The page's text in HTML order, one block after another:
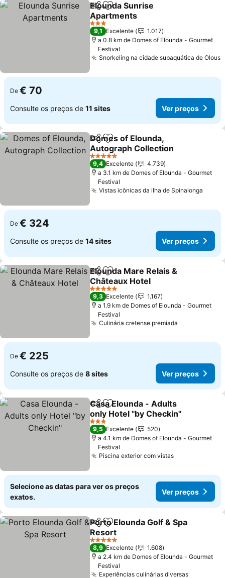
PartilharAdicionar aos favoritos
Elounda Sunrise
Apartments
Ver preços
3 Estrelas
9,1 Excelente
1.017
a 0.8 km de Domes of Elounda - Gourmet
Festival
Snorkeling na cidade subaquática de Olous
De € 70
Consulte os preços de 11 sites Ver preços
PartilharAdicionar aos favoritos
Domes of Elounda,
Autograph Collection
Ver preços
5 Estrelas
9,4 Excelente
4.739
a 3.1 km de Domes of Elounda - Gourmet
Festival
Vistas icônicas da ilha de Spinalonga
De € 324
Consulte os preços de 14 sites Ver preços
PartilharAdicionar aos favoritos
Elounda Mare Relais &
Châteaux Hotel
Ver preços
5 Estrelas
9,3 Excelente
1.167
a 1.9 km de Domes of Elounda - Gourmet
Festival
Culinária cretense premiada
De € 225
Consulte os preços de 8 sites Ver preços
PartilharAdicionar aos favoritos
Casa Elounda - Adults
only Hotel "by Checkin"
Ver preços
3 Estrelas
9,5 Excelente
520
a 4.1 km de Domes of Elounda - Gourmet
Festival
Piscina exterior com vistasVer preços
Selecione as datas para ver os preços
exatos.
Ver preços
PartilharAdicionar aos favoritos
Porto Elounda Golf & Spa
Resort
Ver preços
5 Estrelas
8,9 Excelente
1.608
a 2.4 km de Domes of Elounda - Gourmet
Festival
Experiências culinárias diversasVer